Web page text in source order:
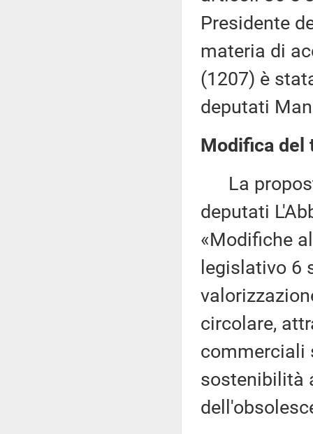
Presidente
materia di
(1207) è
deputati
Modifica del
La
deputati
«Modifiche
legislativo 6
circolare,
commerciali
sostenibilità